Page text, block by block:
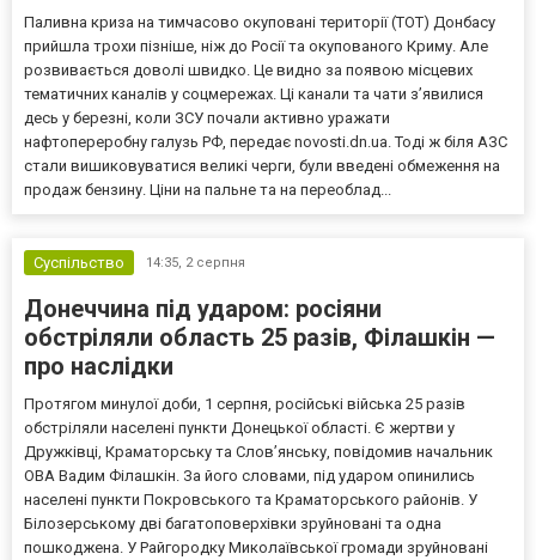
Паливна криза на тимчасово окуповані території (ТОТ) Донбасу
прийшла трохи пізніше, ніж до Росії та окупованого Криму. Але
розвивається доволі швидко. Це видно за появою місцевих
тематичних каналів у соцмережах. Ці канали та чати з’явилися
десь у березні, коли ЗСУ почали активно уражати
нафтопереробну галузь РФ, передає novosti.dn.ua. Тоді ж біля АЗС
стали вишиковуватися великі черги, були введені обмеження на
продаж бензину. Ціни на пальне та на переоблад...
Суспільство 14:35, 2 серпня
Донеччина під ударом: росіяни
обстріляли область 25 разів, Філашкін —
про наслідки
Протягом минулої доби, 1 серпня, російські війська 25 разів
обстріляли населені пункти Донецької області. Є жертви у
Дружківці, Краматорську та Слов’янську, повідомив начальник
ОВА Вадим Філашкін. За його словами, під ударом опинились
населені пункти Покровського та Краматорського районів. У
Білозерському дві багатоповерхівки зруйновані та одна
пошкоджена. У Райгородку Миколаївської громади зруйновані